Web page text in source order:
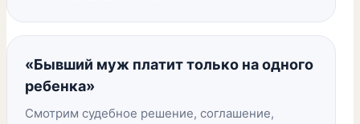
«Бывший муж платит только на одного
ребенка»
Смотрим судебное решение, соглашение,